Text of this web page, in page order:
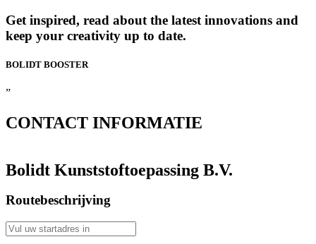
Get inspired, read about the latest innovations and
keep your creativity up to date.
BOLIDT BOOSTER
”
CONTACT INFORMATIE
Bolidt Kunststoftoepassing B.V.
Routebeschrijving